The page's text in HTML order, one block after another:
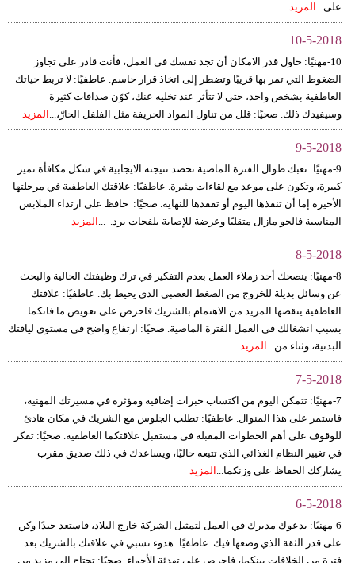
على... المزيد
10-5-2018
10-مهنيًا: حاول قدر الامكان أن تجد نفسك في العمل، فأنت قادر على تجاوز
الضغوط التي تمر بها قريبًا وتضطر إلى اتخاذ قرار حاسم. عاطفيًا: لا تربط حياتك
العاطفية بشخص واحد، حتى لا تتأثر عند تخليه عنك، كوّن صداقات كثيرة
وسيفيدك ذلك. صحيًا: قلل من تناول المواد الحريفة مثل الفلفل الحارّ،... المزيد
9-5-2018
9-مهنيًا: تعبك طوال الفترة الماضية تحصد نتيجته الايجابية في شكل مكافأة تميز
كبيرة، وتكون على موعد مع لقاءات مثيرة. عاطفيًا: علاقتك العاطفية في مرحلتها
الأخيرة إما أن تنقذها اليوم أو تفقدها للنهاية. صحيًا: حافظ على ارتداء الملابس
المناسبة فالجو مازال متقلبًا وعرضة للإصابة بلفحات برد. ... المزيد
8-5-2018
8-مهنيًا: ينصحك أحد زملاء العمل بعدم التفكير في ترك وظيفتك الحالية والبحث
عن وسائل بديلة للخروج من الضغط العصبي الذى يحيط بك. عاطفيًا: علاقتك
العاطفية ينقصها المزيد من الاهتمام بالشريك فاحرص على تعويض ما فاتكما
بسبب انشغالك في العمل الفترة الماضية. صحيًا: ارتفاع واضح في مستوى لياقتك
البدنية، وثناء من... المزيد
7-5-2018
7-مهنيًا: تتمكن اليوم من اكتساب خبرات إضافية ومؤثرة في مسيرتك المهنية،
فاستمر على هذا المنوال. عاطفيًا: تطلب الجلوس مع الشريك في مكان هادئ
للوقوف على أهم الخطوات المقبلة فى مستقبل علاقتكما العاطفية. صحيًا: تفكر
في تغيير النظام الغذائي الذي تتبعه حاليًا، ويساعدك في ذلك صديق مقرب
يشاركك الحفاظ على وزنكما... المزيد
6-5-2018
6-مهنيًا: يدعوك مديرك في العمل لتمثيل الشركة خارج البلاد، فاستعد جيدًا وكن
على قدر الثقة الذي وضعها فيك. عاطفيًا: هدوء نسبي في علاقتك بالشريك بعد
فترة من الخلافات بينكما، فاحرص على تهدئة الأجواء. صحيًا: تحتاج إلى مزيد من